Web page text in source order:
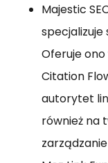
Majestic
specjalizuje
Oferuje ono
Citation
autorytet
również na